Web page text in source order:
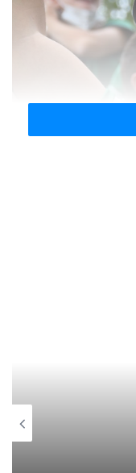
Además, el de El
CD Pradejón y un
siente desde hace